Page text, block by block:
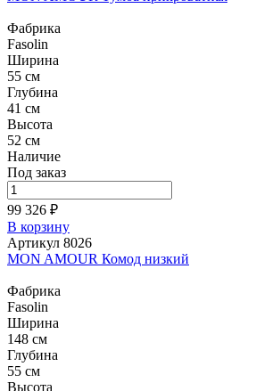
Фабрика
Fasolin
Ширина
55 см
Глубина
41 см
Высота
52 см
Наличие
Под заказ
99 326 ₽
В корзину
Артикул 8026
MON AMOUR Комод низкий
Фабрика
Fasolin
Ширина
148 см
Глубина
55 см
Высота